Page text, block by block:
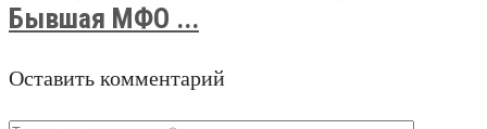
Бывшая МФО ...
Оставить комментарий